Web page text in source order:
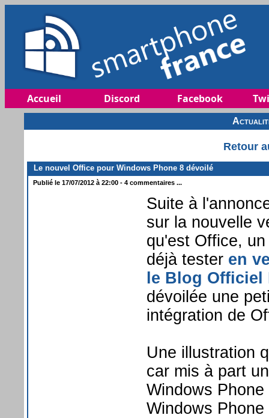
Accueil Discord Facebook
Retour
Le nouvel Office pour Windows Phone 8 dévoilé
Publié le 17/07/2012 à 22:00 - 4 commentaires ...
Suite à
sur la nouvelle
qu'est Office,
déjà tester en
le Blog
dévoilée une
intégration de
Une illustration
car mis à part
Windows
Windows Phone